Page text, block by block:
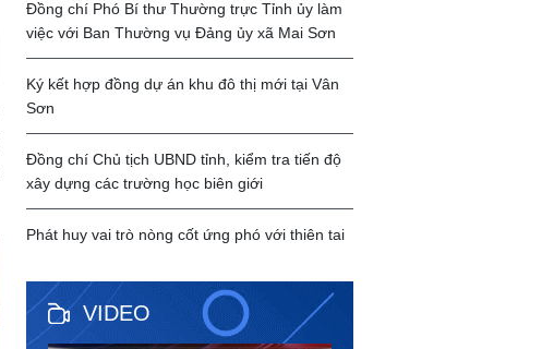
Đồng chí Phó Bí thư Thường trực Tỉnh ủy làm
việc với Ban Thường vụ Đảng ủy xã Mai Sơn
Ký kết hợp đồng dự án khu đô thị mới tại Vân
Sơn
Đồng chí Chủ tịch UBND tỉnh, kiểm tra tiến độ
xây dựng các trường học biên giới
Phát huy vai trò nòng cốt ứng phó với thiên tai
VIDEO